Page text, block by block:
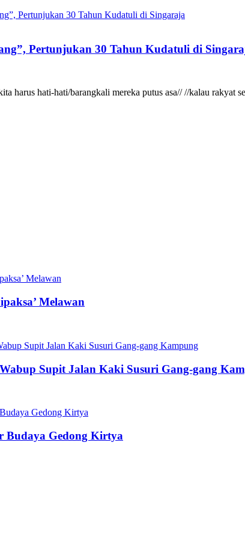
Pertunjukan 30 Tahun Kudatuli di
harus hati-hati/barangkali mereka putus asa// //kalau
Melawan
Supit Jalan Kaki Susuri Gang-gang
Budaya Gedong Kirtya